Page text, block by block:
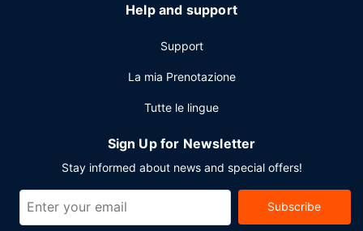
con un'area per conferenze e sale riunioni.
Help and support
Support
La mia Prenotazione
Tutte le lingue
Sign Up for Newsletter
Stay informed about news and special offers!
Subscribe